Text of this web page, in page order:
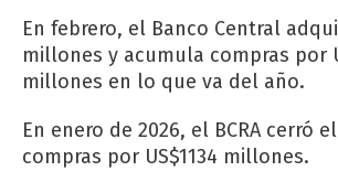
En febrero, el Banco Central
millones y acumula compras por
millones en lo que va del año.
En enero de 2026, el BCRA cerró
compras por US$1134 millones.